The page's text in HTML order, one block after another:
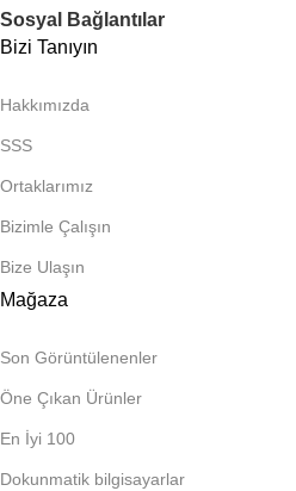
Teknoblu olarak;
Dokunmatik bilgisayarlar ve POS
Barkod okuyucular ve el
Self servis kiosklar
Dijital menüboard ve ekran
Fiş ve etiket yazıcıları
Dijital raf etiketleri
Sosyal Bağlantılar
Bizi Tanıyın
Hakkımızda
SSS
Ortaklarımız
Bizimle Çalışın
Bize Ulaşın
Mağaza
Son Görüntülenenler
Öne Çıkan Ürünler
En İyi 100
Dokunmatik bilgisayarlar